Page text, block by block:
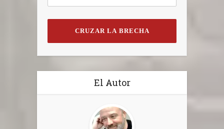
CRUZAR LA BRECHA
El Autor